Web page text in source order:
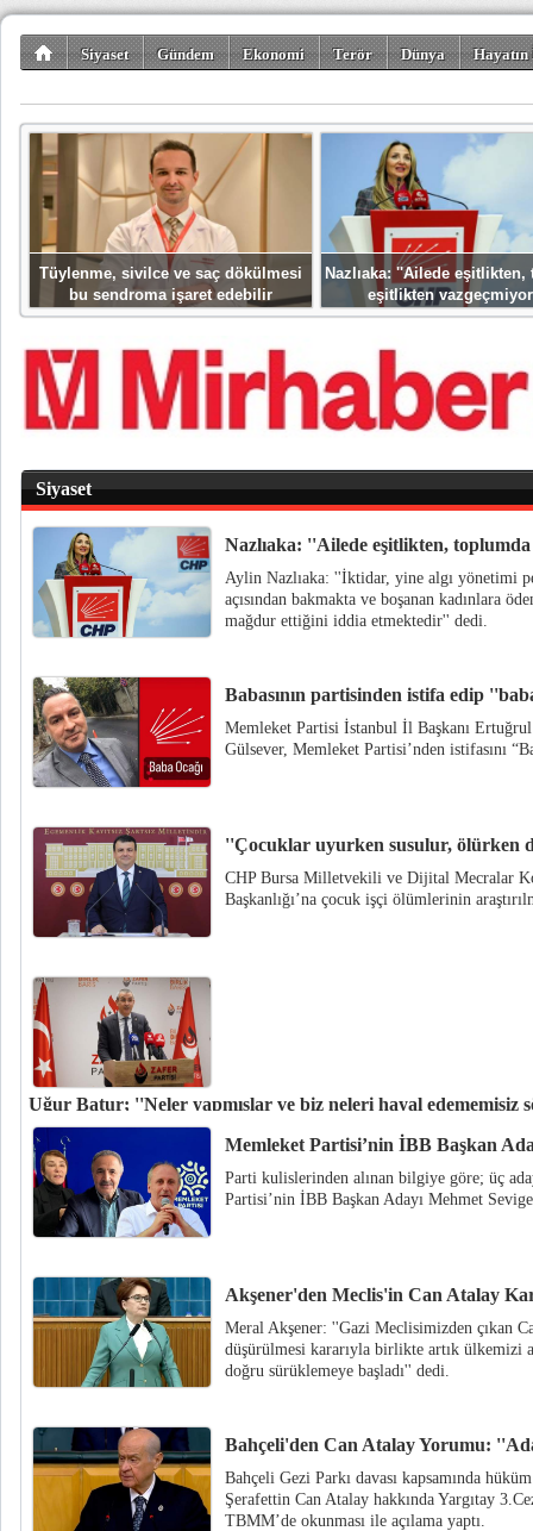
Siyaset Gündem Ekonomi Terör Dünya
Tüylenme, sivilce ve saç dökülmesi
bu sendroma işaret edebilir
Nazlıaka: ''Ailede eşitlikten,
eşitlikten
Siyaset
Nazlıaka: ''Ailede eşitlikten,
Aylin Nazlıaka: ''İktidar, yine algı yönetimi
açısından bakmakta ve boşanan kadınlara
mağdur ettiğini iddia etmektedir'' dedi.
Babasının partisinden istifa edip
Memleket Partisi İstanbul İl Başkanı
Gülsever, Memleket Partisi’nden istifasını
''Çocuklar uyurken susulur, ölürken
CHP Bursa Milletvekili ve Dijital Mecralar
Başkanlığı’na çocuk işçi ölümlerinin
Uğur Batur; ''Neler yapmışlar ve biz neleri hayal edememişiz
Zafer Partisi Sözcüsü Uğur Batur, Cumhurbaşkanı Erdoğan'ın; “Bizim
bile edemezler” şeklindeki sözlerine yaptığı yazılı açıklama ile cevap verdi
Memleket Partisi’nin İBB Başkan
Parti kulislerinden alınan bilgiye göre; üç
Partisi’nin İBB Başkan Adayı Mehmet
Akşener'den Meclis'in Can Atalay
Meral Akşener: ''Gazi Meclisimizden çıkan
düşürülmesi kararıyla birlikte artık ülkemizi
doğru sürüklemeye başladı'' dedi.
Bahçeli'den Can Atalay Yorumu:
Bahçeli Gezi Parkı davası kapsamında
Şerafettin Can Atalay hakkında Yargıtay
TBMM’de okunması ile açılama yaptı.